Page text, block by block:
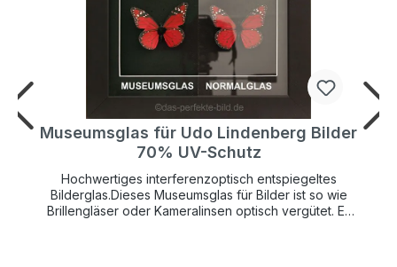
Museumsglas für Udo Lindenberg Bilder
70% UV-Schutz
Hochwertiges interferenzoptisch entspiegeltes
Bilderglas.Dieses Museumsglas für Bilder ist so wie
Brillengläser oder Kameralinsen optisch vergütet. Es